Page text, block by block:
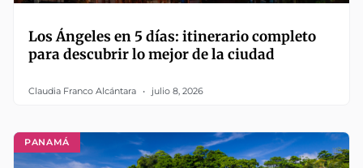
Los Ángeles en 5 días: itinerario completo
para descubrir lo mejor de la ciudad
Claudia Franco Alcántara julio 8, 2026
PANAMÁ